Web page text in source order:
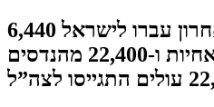
במהלך העשור האחרון עברו לישראל 6,440
רופאים, 2,552 אחיות ו-22,400 מהנדסים